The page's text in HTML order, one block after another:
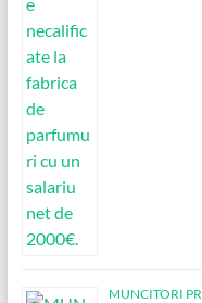
MUNCITORI